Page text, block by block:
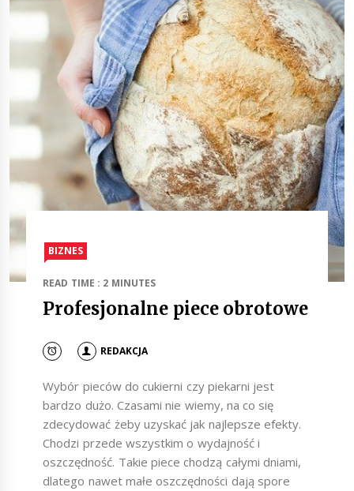
BIZNES
READ TIME : 2 MINUTES
Profesjonalne piece obrotowe
REDAKCJA
Wybór pieców do cukierni czy piekarni jest
bardzo dużo. Czasami nie wiemy, na co się
zdecydować żeby uzyskać jak najlepsze efekty.
Chodzi przede wszystkim o wydajność i
oszczędność. Takie piece chodzą całymi dniami,
dlatego nawet małe oszczędności dają spore